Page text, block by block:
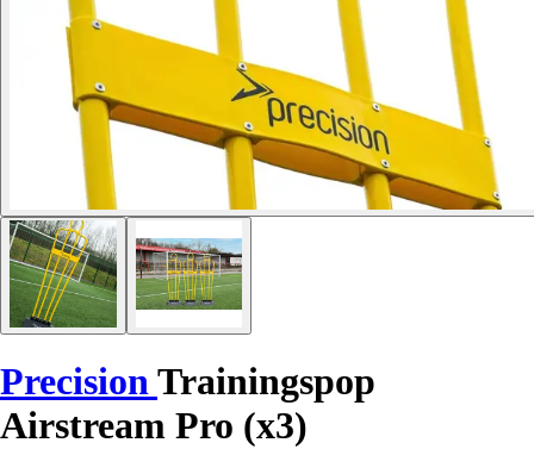
PrecisionTrainingspop
Airstream Pro (x3)